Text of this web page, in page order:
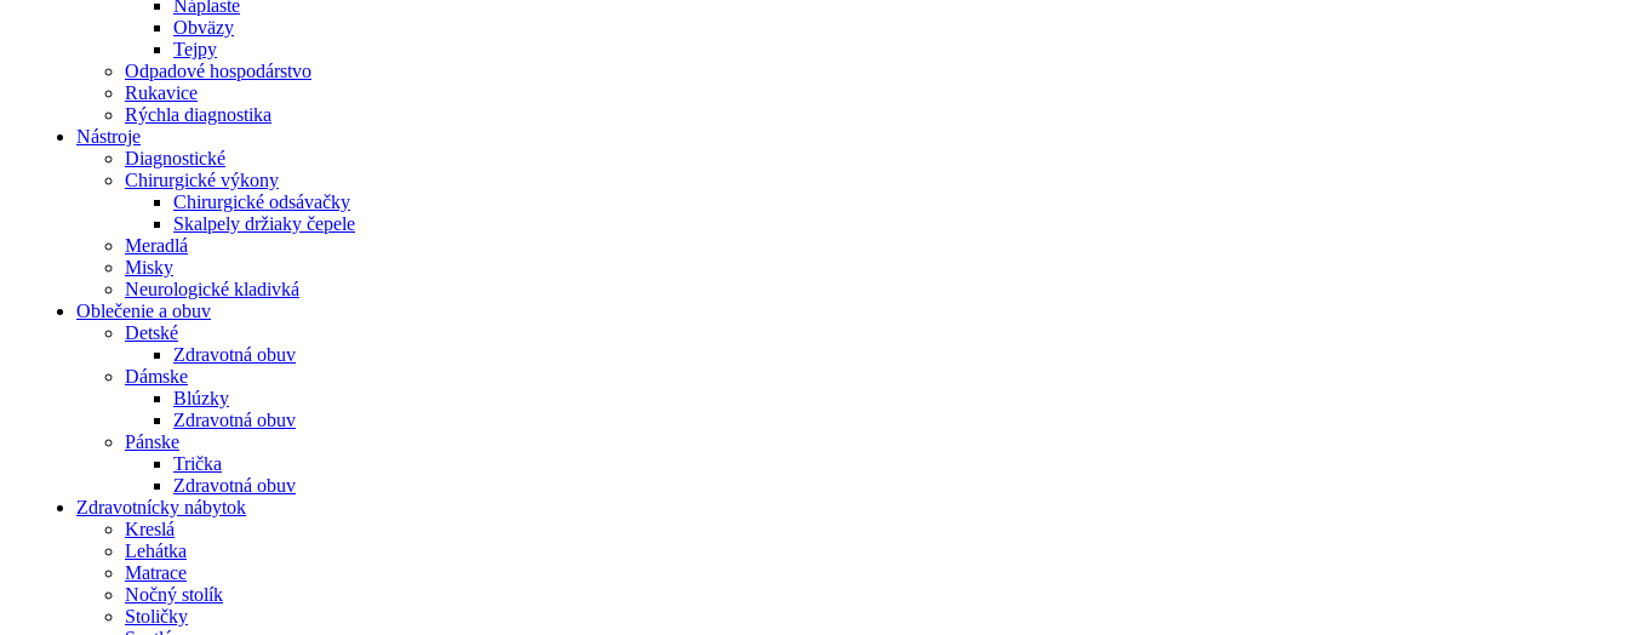
Náplaste
Obväzy
Tejpy
Odpadové hospodárstvo
Rukavice
Rýchla diagnostika
Nástroje
Diagnostické
Chirurgické výkony
Chirurgické odsávačky
Skalpely držiaky čepele
Meradlá
Misky
Neurologické kladivká
Oblečenie a obuv
Detské
Zdravotná obuv
Dámske
Blúzky
Zdravotná obuv
Pánske
Trička
Zdravotná obuv
Zdravotnícky nábytok
Kreslá
Lehátka
Matrace
Nočný stolík
Stoličky